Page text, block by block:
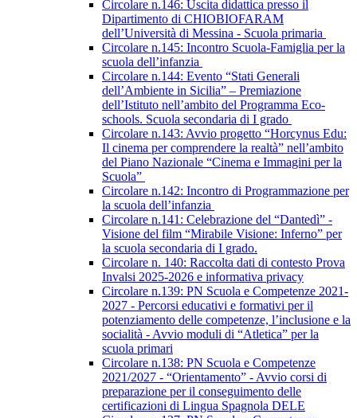
Circolare n.146: Uscita didattica presso il
Dipartimento di CHIOBIOFARAM
dell’Università di Messina - Scuola primaria
Circolare n.145: Incontro Scuola-Famiglia per la
scuola dell’infanzia
Circolare n.144: Evento “Stati Generali
dell’Ambiente in Sicilia” – Premiazione
dell’Istituto nell’ambito del Programma Eco-
schools. Scuola secondaria di I grado
Circolare n.143: Avvio progetto “Horcynus Edu:
Il cinema per comprendere la realtà” nell’ambito
del Piano Nazionale “Cinema e Immagini per la
Scuola”
Circolare n.142: Incontro di Programmazione per
la scuola dell’infanzia
Circolare n.141: Celebrazione del “Dantedì” -
Visione del film “Mirabile Visione: Inferno” per
la scuola secondaria di I grado.
Circolare n. 140: Raccolta dati di contesto Prova
Invalsi 2025-2026 e informativa privacy
Circolare n.139: PN Scuola e Competenze 2021-
2027 - Percorsi educativi e formativi per il
potenziamento delle competenze, l’inclusione e la
socialità - Avvio moduli di “Atletica” per la
scuola primari
Circolare n.138: PN Scuola e Competenze
2021/2027 - “Orientamento” - Avvio corsi di
preparazione per il conseguimento delle
certificazioni di Lingua Spagnola DELE